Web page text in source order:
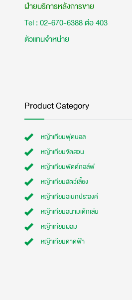
ฝ่ายบริการหลังการขาย
Tel : 02-670-6388 ต่อ 403
ตัวแทนจำหน่าย
Product Category
หญ้าเทียมฟุตบอล
หญ้าเทียมจัดสวน
หญ้าเทียมพัตต์กอล์ฟ
หญ้าเทียมสัตว์เลี้ยง
หญ้าเทียมอเนกประสงค์
หญ้าเทียมสนามเด็กเล่น
หญ้าเทียมผสม
หญ้าเทียมดาดฟ้า